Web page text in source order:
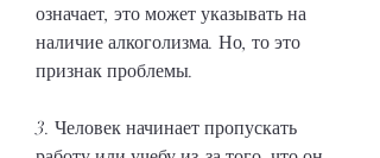
означает, это может указывать на
наличие алкоголизма. Но, то это
признак проблемы.
3. Человек начинает пропускать